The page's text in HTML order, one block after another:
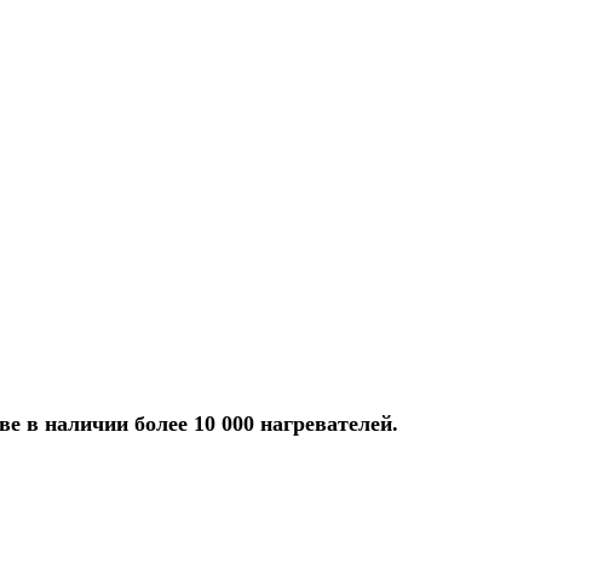
в наличии более 10 000 нагревателей.